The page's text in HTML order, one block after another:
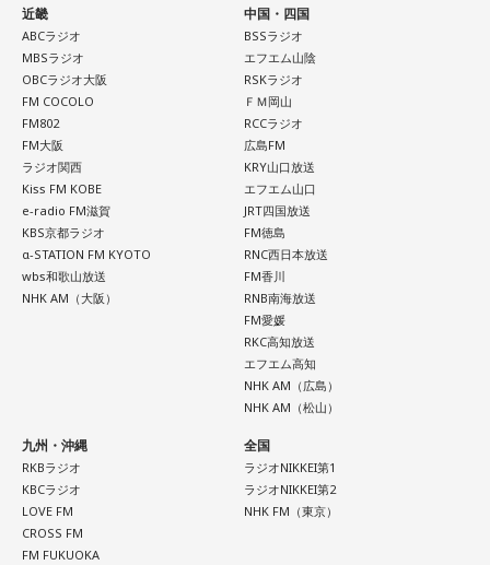
近畿
ABCラジオ
MBSラジオ
OBCラジオ大阪
FM COCOLO
FM802
FM大阪
ラジオ関西
Kiss FM KOBE
e-radio FM滋賀
KBS京都ラジオ
α-STATION FM KYOTO
wbs和歌山放送
NHK AM（大阪）
中国・四国
BSSラジオ
エフエム山陰
RSKラジオ
ＦＭ岡山
RCCラジオ
広島FM
KRY山口放送
エフエム山口
JRT四国放送
FM徳島
RNC西日本放送
FM香川
RNB南海放送
FM愛媛
RKC高知放送
エフエム高知
NHK AM（広島）
NHK AM（松山）
九州・沖縄
RKBラジオ
KBCラジオ
LOVE FM
CROSS FM
FM FUKUOKA
全国
ラジオNIKKEI第1
ラジオNIKKEI第2
NHK FM（東京）